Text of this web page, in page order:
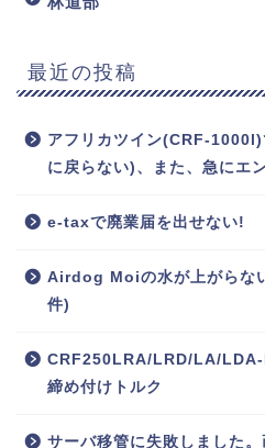
最近の投稿
アフリカツイン(CRF-
に戻らない)、また、急にエ
e-taxで廃業届を出せない!
Airdog Moiの水が上がらな
件)
CRF250LRA/LRD/LA/
締め付けトルク
サーバ移管に失敗しました